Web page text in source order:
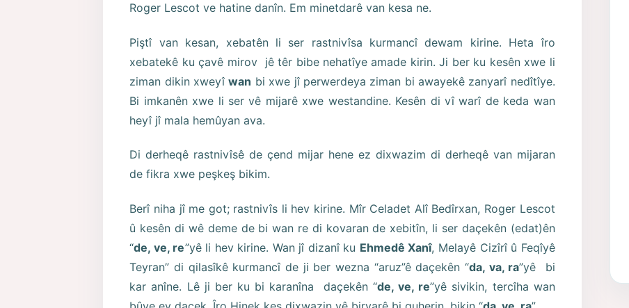
Roger Lescot ve hatine danîn. Em minetdarê van kesa ne.
Piştî van kesan, xebatên li ser rastnivîsa kurmancî dewam kirine. Heta îro
xebatekê ku çavê mirov jê têr bibe nehatîye amade kirin. Ji ber ku kesên xwe li
ziman dikin xweyîwan bi xwe jî perwerdeya ziman bi awayekê zanyarî nedîtîye.
Bi imkanên xwe li ser vê mijarê xwe westandine. Kesên di vî warî de keda wan
heyî jî mala hemûyan ava.
Di derheqê rastnivîsê de çend mijar hene ez dixwazim di derheqê van mijaran
de fikra xwe peşkeş bikim.
Berî niha jî me got; rastnivîs li hev kirine. Mîr Celadet Alî Bedîrxan, Roger Lescot
û kesên di wê deme de bi wan re di kovaran de xebitîn, li ser daçekên (edat)ên
“de, ve, re”yê li hev kirine. Wan jî dizanî ku Ehmedê Xanî, Melayê Cizîrî û Feqîyê
Teyran” di qilasîkê kurmancî de ji ber wezna “aruz”ê daçekên “da, va, ra”yê bi
kar anîne. Lê ji ber ku bi karanîna daçekên “de, ve, re”yê sivikin, tercîha wan